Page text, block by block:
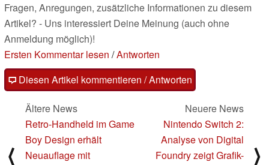
Fragen, Anregungen, zusätzliche Informationen zu diesem
Artikel? - Uns interessiert Deine Meinung (auch ohne
Anmeldung möglich)!
Ersten Kommentar lesen /Antworten
Diesen Artikel kommentieren / Antworten
⟨
Ältere News
Retro-Handheld im Game
Boy Design erhält
Neuauflage mit
Neuere News
Nintendo Switch 2:
Analyse von Digital
Foundry zeigt Grafik-
⟩